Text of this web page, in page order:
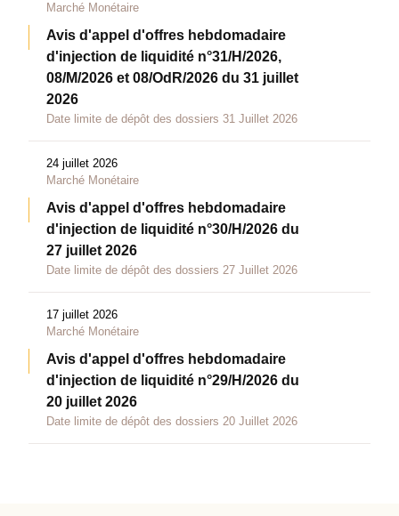
Marché Monétaire
Avis d'appel d'offres hebdomadaire
d'injection de liquidité n°31/H/2026,
08/M/2026 et 08/OdR/2026 du 31 juillet
2026
Date limite de dépôt des dossiers 31 Juillet 2026
24 juillet 2026
Marché Monétaire
Avis d'appel d'offres hebdomadaire
d'injection de liquidité n°30/H/2026 du
27 juillet 2026
Date limite de dépôt des dossiers 27 Juillet 2026
17 juillet 2026
Marché Monétaire
Avis d'appel d'offres hebdomadaire
d'injection de liquidité n°29/H/2026 du
20 juillet 2026
Date limite de dépôt des dossiers 20 Juillet 2026